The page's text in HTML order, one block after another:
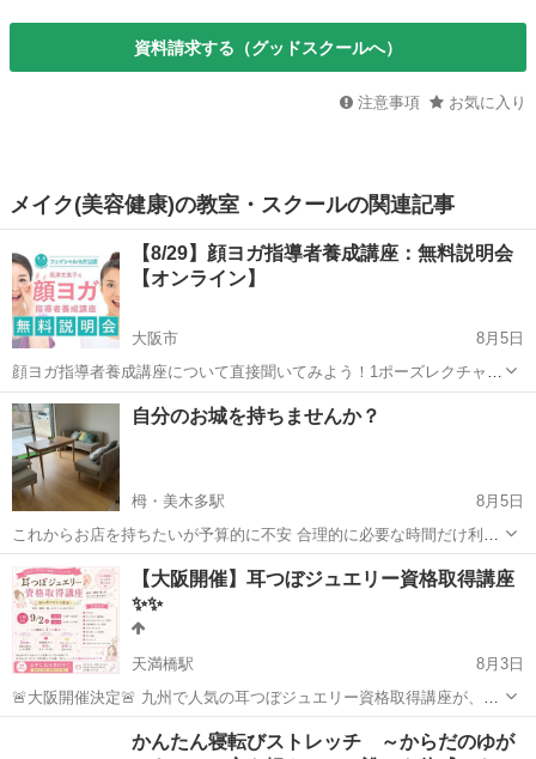
資料請求する（グッドスクールへ）
注意事項 お気に入り
メイク(美容健康)の教室・スクールの関連記事
【8/29】顔ヨガ指導者養成講座：無料説明会
【オンライン】
大阪市
8月5日
顔ヨガ指導者養成講座について直接聞いてみよう！1ポーズレクチャー
付き！ スピーカー：顔ヨガ講師、顔ヨガインストラクター／ヨガジェ
ネレーション スタッフ 顔ヨガ指導者養成講座は、4日間。今まで問い
合わせの多かった質問を...
大阪 大阪市 リフトアップ フェイシャル
自分のお城を持ちませんか？
栂・美木多駅
8月5日
これからお店を持ちたいが予算的に不安 合理的に必要な時間だけ利用
したい 静かできれいな空間を使いたい etc そんなあなたを応援しま
す✌️
大阪 堺市 栂・美木多駅
【大阪開催】耳つぼジュエリー資格取得講座
✨✨
天満橋駅
8月3日
🚨大阪開催決定🚨 九州で人気の耳つぼジュエリー資格取得講座が、つ
いに大阪へ！✨ 「大阪でも開催してほしい！」 そんなたくさんのご要
望をいただき、 9月2日（水）大阪開催が決定しました💎 3時間で、知
天満橋駅 足つぼ
かんたん寝転びストレッチ ～からだのゆが